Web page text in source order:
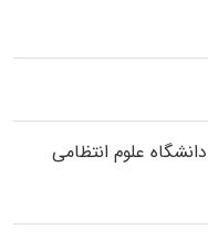
ﻋﻠﻮم انتظامی